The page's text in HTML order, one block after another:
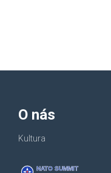
O nás
Kultura